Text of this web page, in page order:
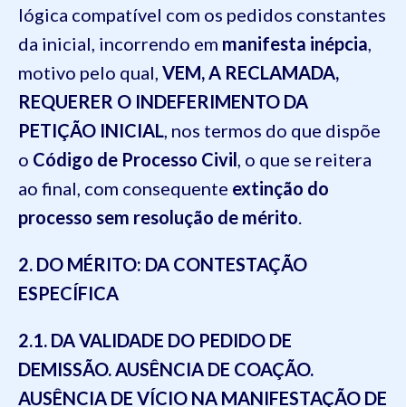
lógica compatível com os pedidos constantes
da inicial, incorrendo em manifesta inépcia
motivo pelo qual, VEM, A RECLAMADA,
REQUERER O INDEFERIMENTO DA
PETIÇÃO INICIAL , nos termos do que dispõe
o Código de Processo Civil , o que se reitera
ao final, com consequente extinção do
processo sem resolução de mérito
2. DO MÉRITO: DA CONTESTAÇÃO
ESPECÍFICA
2.1. DA VALIDADE DO PEDIDO DE
DEMISSÃO. AUSÊNCIA DE COAÇÃO.
AUSÊNCIA DE VÍCIO NA MANIFESTAÇÃO DE